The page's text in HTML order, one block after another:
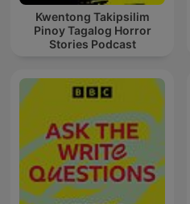
Kwentong Takipsilim
Pinoy Tagalog Horror
Stories Podcast